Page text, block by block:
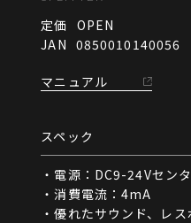
定価
OPEN
JAN 0850010140056
マニュアル
スペック
・電源：DC9-24Vセン
・消費電流：4mA
・優れたサウンド、レ